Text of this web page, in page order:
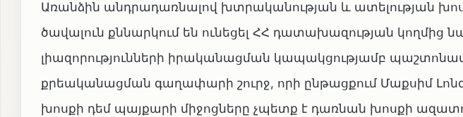
Առանձին անդրադառնալով խտրականության և ատելության
ծավալուն քննարկում են ունեցել ՀՀ դատախազության կողմից
լիազորությունների իրականացման կապակցությամբ
քրեականացման գաղափարի շուրջ, որի ընթացքում Մաքսիմ
խոսքի դեմ պայքարի միջոցները չպետք է դառնան խոսքի